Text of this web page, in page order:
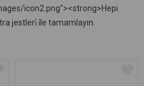
icon2.png"><strong>Hepi
jestleri̇ i̇le tamamlayın.